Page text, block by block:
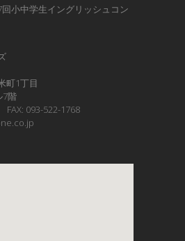
小中学生イングリッシュコン
町1丁目
階
093-522-1768